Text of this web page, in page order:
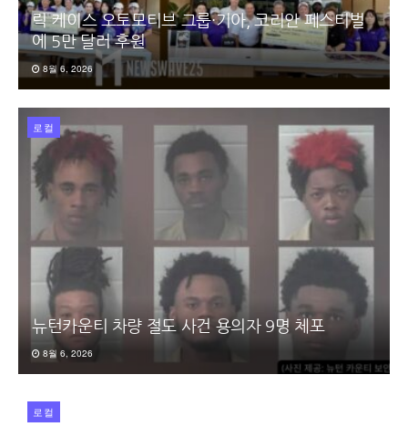
릭 케이스 오토모티브 그룹·기아, 코리안 페스티벌
에 5만 달러 후원
8월 6, 2026
로컬
뉴턴카운티 차량 절도 사건 용의자 9명 체포
8월 6, 2026
로컬